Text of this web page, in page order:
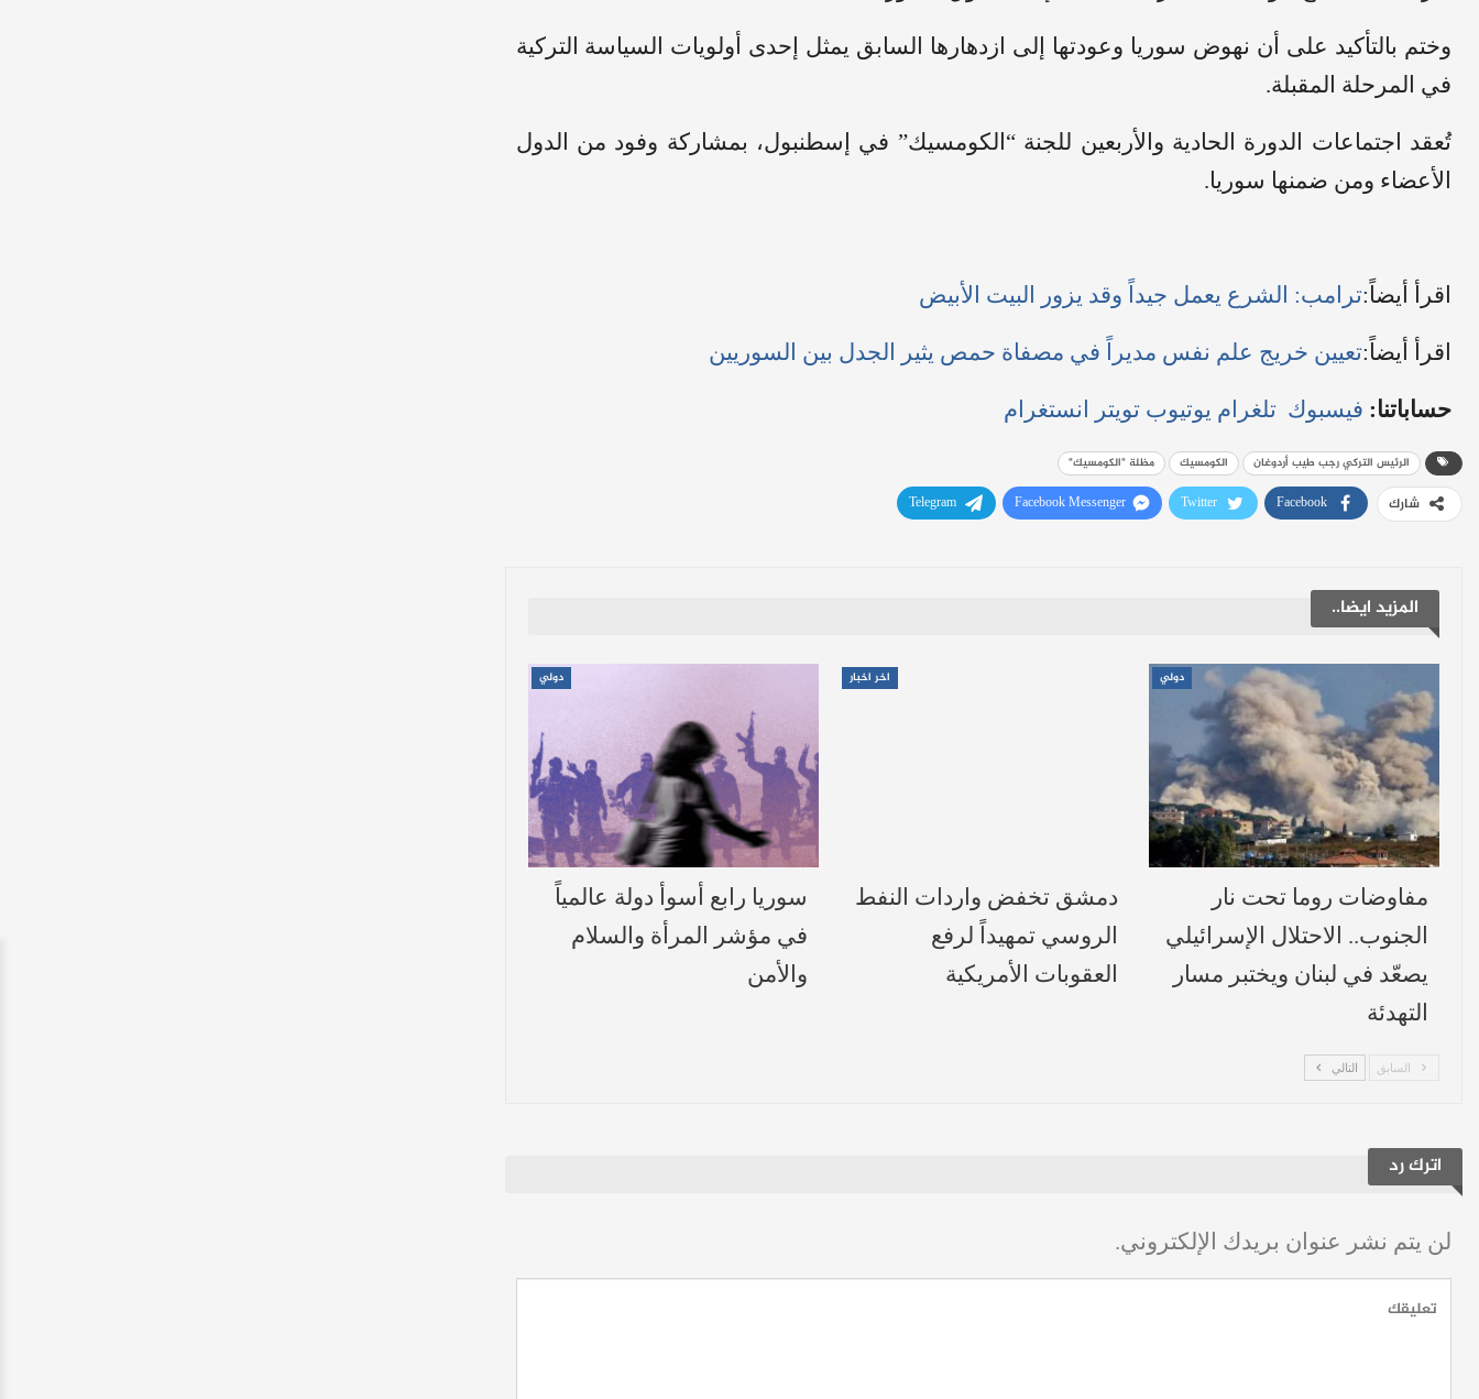
وختم بالتأكيد على أن نهوض سوريا وعودتها إلى ازدهارها السابق يمثل إحدى أولويات السياسة التركية
في المرحلة المقبلة.
تُعقد اجتماعات الدورة الحادية والأربعين للجنة “الكومسيك” في إسطنبول، بمشاركة وفود من الدول
الأعضاء ومن ضمنها سوريا.
اقرأ أيضاً:ترامب: الشرع يعمل جيداً وقد يزور البيت الأبيض
اقرأ أيضاً:تعيين خريج علم نفس مديراً في مصفاة حمص يثير الجدل بين السوريين
حساباتنا: فيسبوك تلغرام يوتيوب تويتر انستغرام
الرئيس التركي رجب طيب أردوغان الكومسيك مظلة "الكومسيك"
شارك Facebook
Twitter
Facebook Messenger
Telegram
المزيد ايضا..
دولي
مفاوضات روما تحت نار
الجنوب.. الاحتلال الإسرائيلي
يصعّد في لبنان ويختبر مسار
التهدئة
اخر اخبار
دمشق تخفض واردات النفط
الروسي تمهيداً لرفع
العقوبات الأمريكية
دولي
سوريا رابع أسوأ دولة عالمياً
في مؤشر المرأة والسلام
والأمن
السابق التالي
اترك رد
لن يتم نشر عنوان بريدك الإلكتروني.